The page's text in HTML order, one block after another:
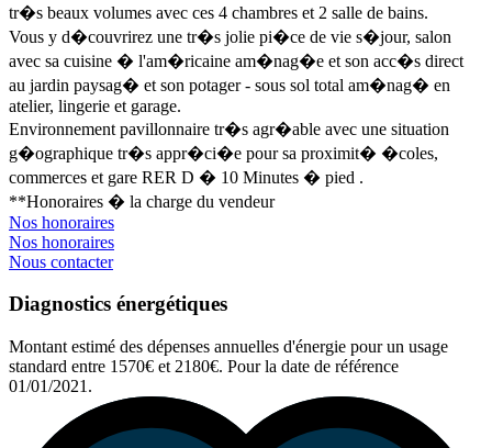
tr�s beaux volumes avec ces 4 chambres et 2 salle de bains.
Vous y d�couvrirez une tr�s jolie pi�ce de vie s�jour, salon
avec sa cuisine � l'am�ricaine am�nag�e et son acc�s direct
au jardin paysag� et son potager - sous sol total am�nag� en
atelier, lingerie et garage.
Environnement pavillonnaire tr�s agr�able avec une situation
g�ographique tr�s appr�ci�e pour sa proximit� �coles,
commerces et gare RER D � 10 Minutes � pied .
**Honoraires � la charge du vendeur
Nos honoraires
Nos honoraires
Nous contacter
Diagnostics énergétiques
Montant estimé des dépenses annuelles d'énergie pour un usage
standard entre 1570€ et 2180€. Pour la date de référence
01/01/2021.